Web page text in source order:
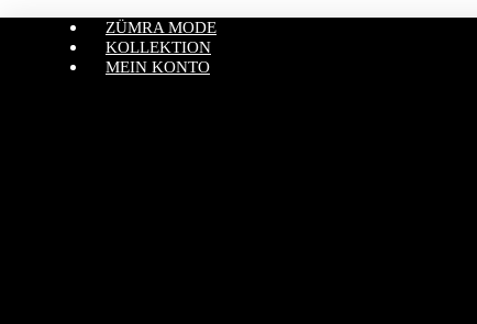
ZÜMRA MODE
KOLLEKTION
MEIN KONTO